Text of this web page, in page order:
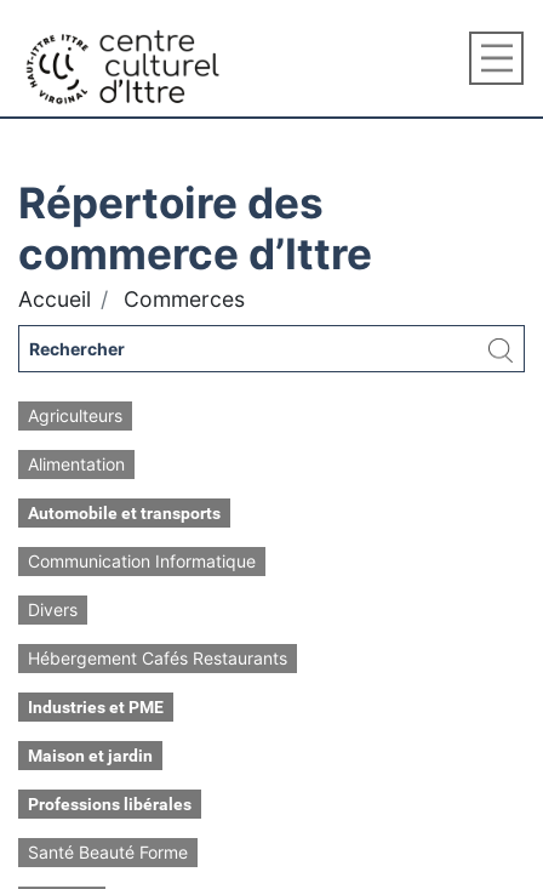
Répertoire des
commerce d’Ittre
Accueil Commerces
Agriculteurs
Alimentation
Automobile et transports
Communication Informatique
Divers
Hébergement Cafés Restaurants
Industries et PME
Maison et jardin
Professions libérales
Santé Beauté Forme